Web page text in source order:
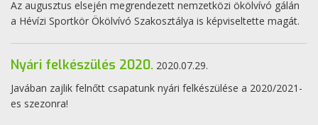
Az augusztus elsején megrendezett nemzetközi ökölvívó gálán
a Hévízi Sportkör Ökölvívó Szakosztálya is képviseltette magát.
Nyári felkészülés 2020. 2020.07.29.
Javában zajlik felnőtt csapatunk nyári felkészülése a 2020/2021-
es szezonra!